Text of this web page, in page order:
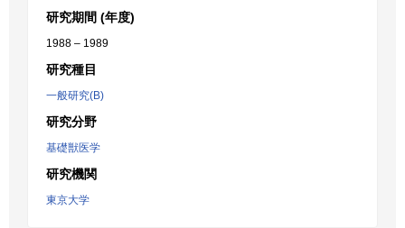
研究期間 (年度)
1988 – 1989
研究種目
一般研究(B)
研究分野
基礎獣医学
研究機関
東京大学